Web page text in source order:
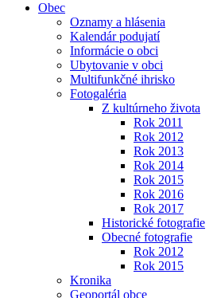
Obec
Oznamy a hlásenia
Kalendár podujatí
Informácie o obci
Ubytovanie v obci
Multifunkčné ihrisko
Fotogaléria
Z kultúrneho života
Rok 2011
Rok 2012
Rok 2013
Rok 2014
Rok 2015
Rok 2016
Rok 2017
Historické fotografie
Obecné fotografie
Rok 2012
Rok 2015
Kronika
Geoportál obce